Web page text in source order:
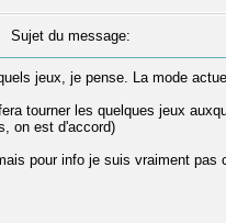
Sujet du message:
jeux, je pense. La mode
tourner les quelques jeux
on est d'accord)
pour info je suis vraiment pas